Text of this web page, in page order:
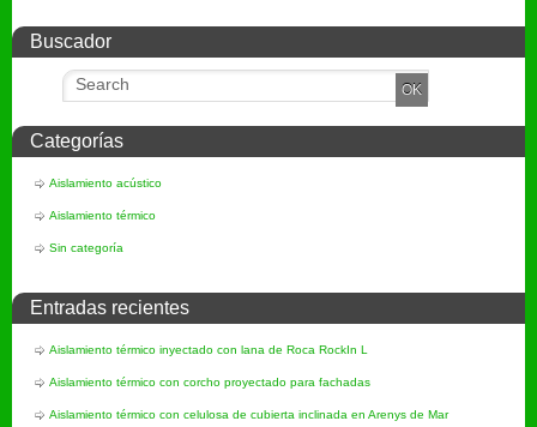
Buscador
Categorías
Aislamiento acústico
Aislamiento térmico
Sin categoría
Entradas recientes
Aislamiento térmico inyectado con lana de Roca RockIn L
Aislamiento térmico con corcho proyectado para fachadas
Aislamiento térmico con celulosa de cubierta inclinada en Arenys de Mar